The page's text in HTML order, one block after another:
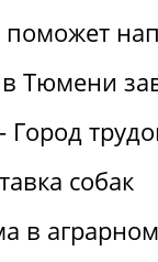
Тюмени
собак
в аграрном